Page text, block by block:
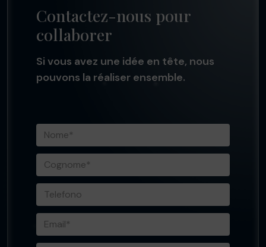
Contactez-nous pour
collaborer
Si vous avez une idée en tête, nous
pouvons la réaliser ensemble.